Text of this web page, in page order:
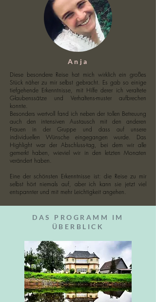
Anja
Diese besondere Reise hat mich wirklich ein großes
Stück näher zu mir selbst gebracht. Es gab so einige
tiefgehende Erkenntnisse, mit Hilfe derer ich veraltete
Glaubenssätze und Verhaltens-muster aufbrechen
konnte.
Besonders wertvoll fand ich neben der tollen Betreuung
auch den intensiven Austausch mit den anderen
Frauen in der Gruppe und dass auf unsere
individuellen Wünsche eingegangen wurde. Das
Highlight war der Abschluss-tag, bei dem wir alle
gemerkt haben, wieviel wir in den letzten Monaten
verändert haben.
Eine der schönsten Erkenntnisse ist: die Reise zu mir
selbst hört niemals auf, aber ich kann sie jetzt viel
entspannter und mit mehr Leichtigkeit angehen.
DAS PROGRAMM IM
ÜBERBLICK